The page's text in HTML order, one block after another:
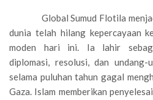
Global Sumud Flotila menjadi
dunia telah hilang kepercayaan
moden hari ini. Ia lahir
diplomasi, resolusi, dan undang-
selama puluhan tahun gagal
Gaza. Islam memberikan